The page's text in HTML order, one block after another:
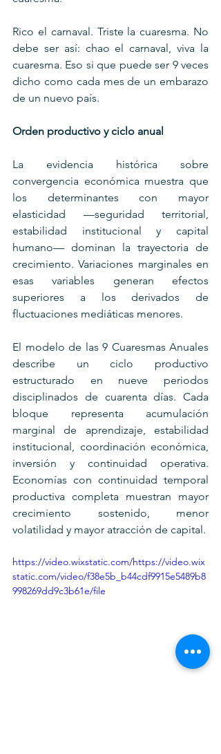
Rico el carnaval. Triste la cuaresma. No
debe ser así: chao el carnaval, viva la
cuaresma. Eso si que puede ser 9 veces
dicho como cada mes de un embarazo
de un nuevo país.
Orden productivo y ciclo anual
La evidencia histórica sobre
convergencia económica muestra que
los determinantes con mayor
elasticidad —seguridad territorial,
estabilidad institucional y capital
humano— dominan la trayectoria de
crecimiento. Variaciones marginales en
esas variables generan efectos
superiores a los derivados de
fluctuaciones mediáticas menores.
El modelo de las 9 Cuaresmas Anuales
describe un ciclo productivo
estructurado en nueve periodos
disciplinados de cuarenta días. Cada
bloque representa acumulación
marginal de aprendizaje, estabilidad
institucional, coordinación económica,
inversión y continuidad operativa.
Economías con continuidad temporal
productiva completa muestran mayor
crecimiento sostenido, menor
volatilidad y mayor atracción de capital.
https://video.wixstatic.com/https://video.wix
static.com/video/f38e5b_b44cdf9915e5489b8
998269dd9c3b61e/file